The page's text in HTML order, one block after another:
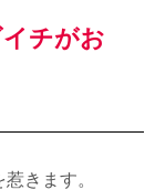
チがお
きます。